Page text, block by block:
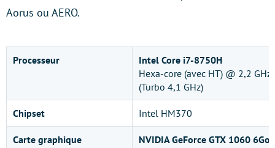
Aorus ou AERO.
Processeur
Intel Core i7-8750H
Hexa-core (avec HT) @ 2,2 GHz
(Turbo 4,1 GHz)
Chipset Intel HM370
Carte graphique NVIDIA GeForce GTX 1060 6Go